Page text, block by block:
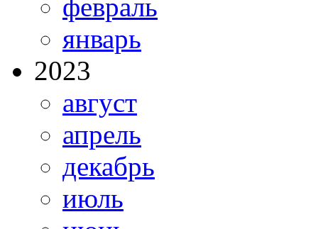
февраль
январь
2023
август
апрель
декабрь
июль